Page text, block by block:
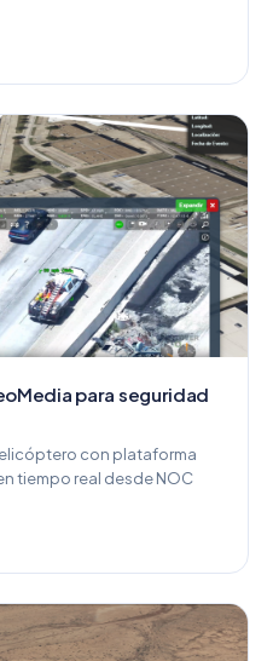
para seguridad
con plataforma
tiempo real desde NOC